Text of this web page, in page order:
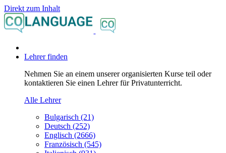
Direkt zum Inhalt
Lehrer finden
Nehmen Sie an einem unserer organisierten Kurse teil oder
kontaktieren Sie einen Lehrer für Privatunterricht.
Alle Lehrer
Bulgarisch (21)
Deutsch (252)
Englisch (2666)
Französisch (545)